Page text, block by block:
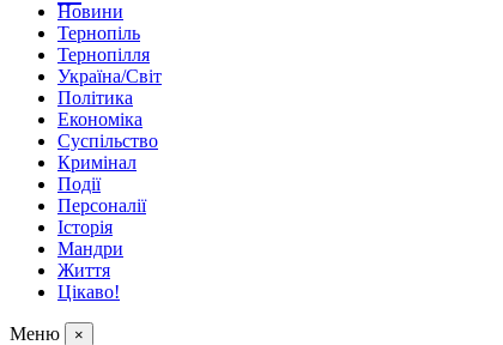
Новини
Тернопіль
Тернопілля
Україна/Світ
Політика
Економіка
Суспільство
Кримінал
Події
Персоналії
Історія
Мандри
Життя
Цікаво!
Меню ×